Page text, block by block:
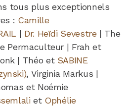
tous plus exceptionnels
: Camille
| Dr. Heïdi Sevestre | The
Permaculteur | Frah et
| Théo et SABINE
, Virginia Markus |
et Noémie
et Ophélie